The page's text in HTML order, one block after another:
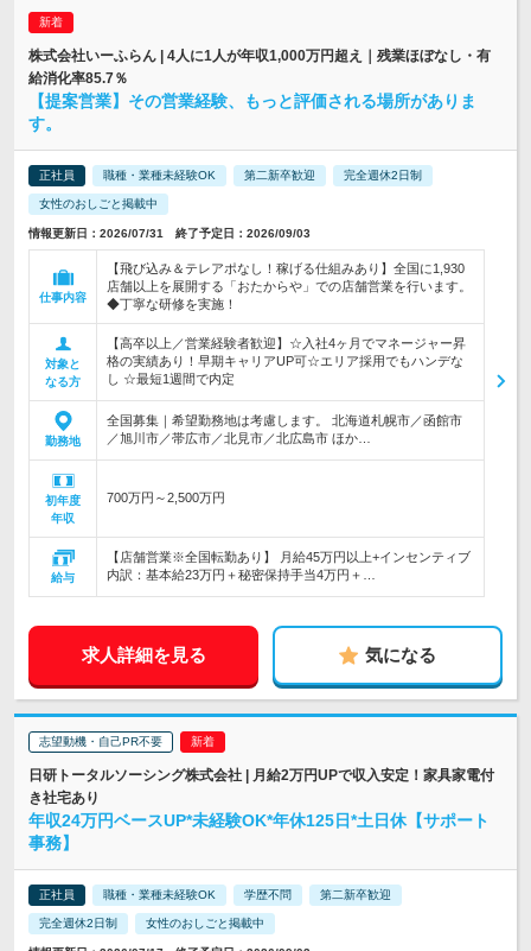
株式会社いーふらん | 4人に1人が年収1,000万円超え｜残業ほぼなし・有
給消化率85.7％
【提案営業】その営業経験、もっと評価される場所がありま
す。
正社員 職種・業種未経験OK 第二新卒歓迎 完全週休2日制
女性のおしごと掲載中
情報更新日：2026/07/31 終了予定日：2026/09/03
仕事内容
【飛び込み＆テレアポなし！稼げる仕組みあり】全国に1,930
店舗以上を展開する「おたからや」での店舗営業を行います。
◆丁寧な研修を実施！
対象と
なる方
【高卒以上／営業経験者歓迎】☆入社4ヶ月でマネージャー昇
格の実績あり！早期キャリアUP可☆エリア採用でもハンデな
し ☆最短1週間で内定
勤務地
全国募集｜希望勤務地は考慮します。 北海道札幌市／函館市
／旭川市／帯広市／北見市／北広島市 ほか…
初年度
年収
700万円～2,500万円
給与
【店舗営業※全国転勤あり】 月給45万円以上+インセンティブ
内訳：基本給23万円＋秘密保持手当4万円＋…
求人詳細を見る 気になる
志望動機・自己PR不要
日研トータルソーシング株式会社 | 月給2万円UPで収入安定！家具家電付
き社宅あり
年収24万円ベースUP*未経験OK*年休125日*土日休【サポート
事務】
正社員 職種・業種未経験OK 学歴不問 第二新卒歓迎
完全週休2日制 女性のおしごと掲載中